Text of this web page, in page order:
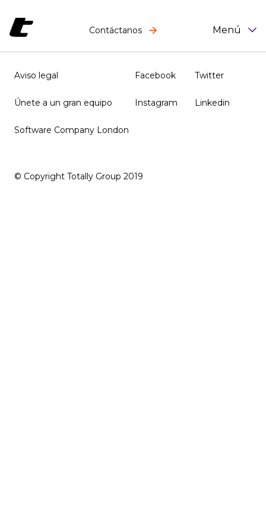
Contáctanos Menú
Aviso legal
Únete a un gran equipo
Software Company London
Facebook
Instagram
Twitter
Linkedin
© Copyright Totally Group 2019